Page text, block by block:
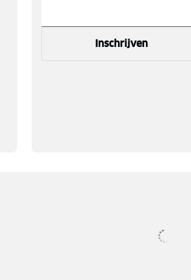
Inschrijven